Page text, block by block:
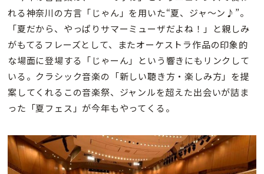
れる神奈川の方言「じゃん」を用いた“夏、ジャ〜ン♪”。
「夏だから、やっぱりサマーミューザだよね！」と親しみ
がもてるフレーズとして、またオーケストラ作品の印象的
な場面に登場する「じゃーん」という響きにもリンクして
いる。クラシック音楽の「新しい聴き方・楽しみ方」を提
案してくれるこの音楽祭、ジャンルを超えた出会いが詰ま
った「夏フェス」が今年もやってくる。